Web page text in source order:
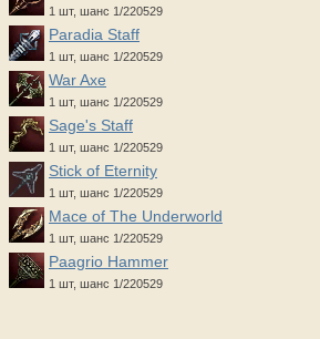
1 шт, шанс 1/220529
Paradia Staff
1 шт, шанс 1/220529
War Axe
1 шт, шанс 1/220529
Sage's Staff
1 шт, шанс 1/220529
Stick of Eternity
1 шт, шанс 1/220529
Mace of The Underworld
1 шт, шанс 1/220529
Paagrio Hammer
1 шт, шанс 1/220529